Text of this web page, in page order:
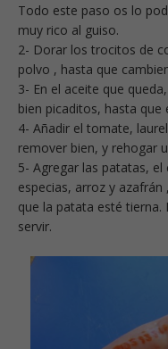
Todo este paso os lo
muy rico al guiso.
2- Dorar los trocitos de
polvo , hasta que
3- En el aceite que
bien picaditos, hasta que
4- Añadir el tomate,
remover bien, y rehogar
5- Agregar las patatas,
especias, arroz y
que la patata esté
servir.